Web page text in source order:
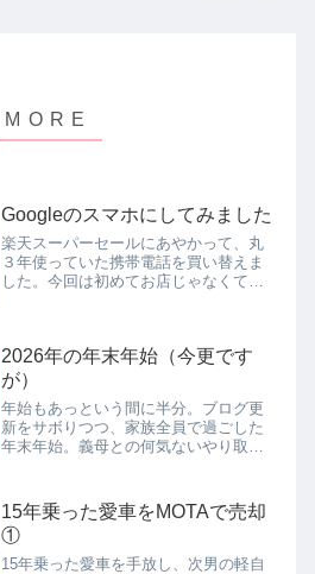
Googleのスマホにしてみました
楽天スーパーセールにあやかって、丸
３年使っていた携帯電話を買い替えま
した。今回は初めてお店じゃなくてネ
Xperiaという...
2026年の年末年始（今更です
が）
年始もあっという間に半分。ブログ更
新をサボりつつ、家族全員で過ごした
年末年始。義母との何気ないやり取り
15年乗った愛車をMOTAで売却
①
15年乗った愛車を手放し、次男の軽自